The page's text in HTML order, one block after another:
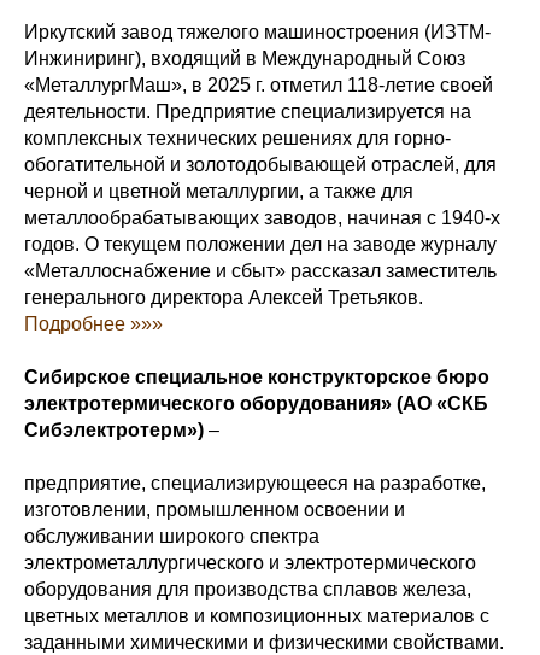
Иркутский завод тяжелого машиностроения (ИЗТМ-
Инжиниринг), входящий в Международный Союз
«МеталлургМаш», в 2025 г. отметил 118-летие своей
деятельности. Предприятие специализируется на
комплексных технических решениях для горно-
обогатительной и золотодобывающей отраслей, для
черной и цветной металлургии, а также для
металлообрабатывающих заводов, начиная с 1940-х
годов. О текущем положении дел на заводе журналу
«Металлоснабжение и сбыт» рассказал заместитель
генерального директора Алексей Третьяков.
Подробнее »»»
Сибирское специальное конструкторское бюро
электротермического оборудования» (АО «СКБ
Сибэлектротерм») –
предприятие, специализирующееся на разработке,
изготовлении, промышленном освоении и
обслуживании широкого спектра
электрометаллургического и электротермического
оборудования для производства сплавов железа,
цветных металлов и композиционных материалов с
заданными химическими и физическими свойствами.